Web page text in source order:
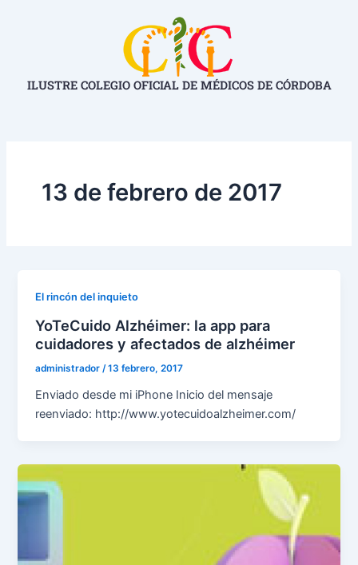
ILUSTRE COLEGIO OFICIAL DE MÉDICOS DE CÓRDOBA
13 de febrero de 2017
El rincón del inquieto
YoTeCuido Alzhéimer: la app para
cuidadores y afectados de alzhéimer
administrador/13 febrero, 2017
Enviado desde mi iPhone Inicio del mensaje
reenviado: http://www.yotecuidoalzheimer.com/